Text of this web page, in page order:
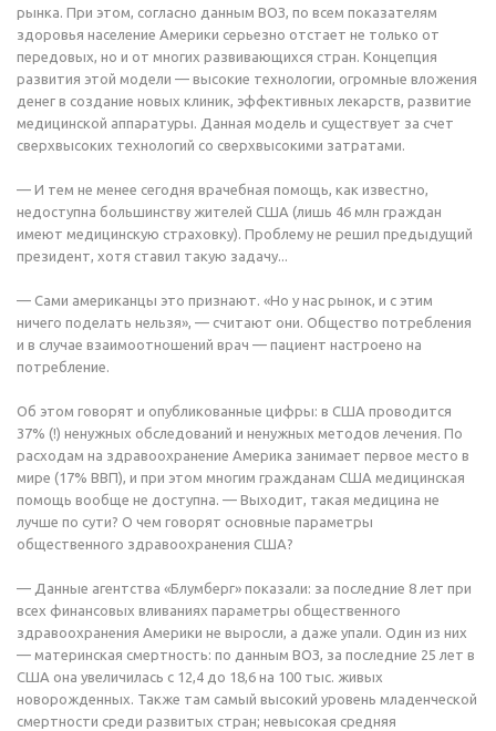
рынка. При этом, согласно данным ВОЗ, по всем показателям
здоровья население Америки серьезно отстает не только от
передовых, но и от многих развивающихся стран. Концепция
развития этой модели — высокие технологии, огромные вложения
денег в создание новых клиник, эффективных лекарств, развитие
медицинской аппаратуры. Данная модель и существует за счет
сверхвысоких технологий со сверхвысокими затратами.
— И тем не менее сегодня врачебная помощь, как известно,
недоступна большинству жителей США (лишь 46 млн граждан
имеют медицинскую страховку). Проблему не решил предыдущий
президент, хотя ставил такую задачу...
— Сами американцы это признают. «Но у нас рынок, и с этим
ничего поделать нельзя», — считают они. Общество потребления
и в случае взаимоотношений врач — пациент настроено на
потребление.
Об этом говорят и опубликованные цифры: в США проводится
37% (!) ненужных обследований и ненужных методов лечения. По
расходам на здравоохранение Америка занимает первое место в
мире (17% ВВП), и при этом многим гражданам США медицинская
помощь вообще не доступна. — Выходит, такая медицина не
лучше по сути? О чем говорят основные параметры
общественного здравоохранения США?
— Данные агентства «Блумберг» показали: за последние 8 лет при
всех финансовых вливаниях параметры общественного
здравоохранения Америки не выросли, а даже упали. Один из них
— материнская смертность: по данным ВОЗ, за последние 25 лет в
США она увеличилась с 12,4 до 18,6 на 100 тыс. живых
новорожденных. Также там самый высокий уровень младенческой
смертности среди развитых стран; невысокая средняя